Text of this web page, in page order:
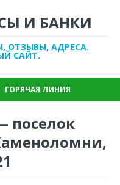
И БАНКИ
ОТЗЫВЫ, АДРЕСА.
САЙТ.
ГОРЯЧАЯ ЛИНИЯ
поселок